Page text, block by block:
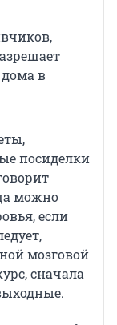
в
посиделки
можно
если
мозговой
сначала